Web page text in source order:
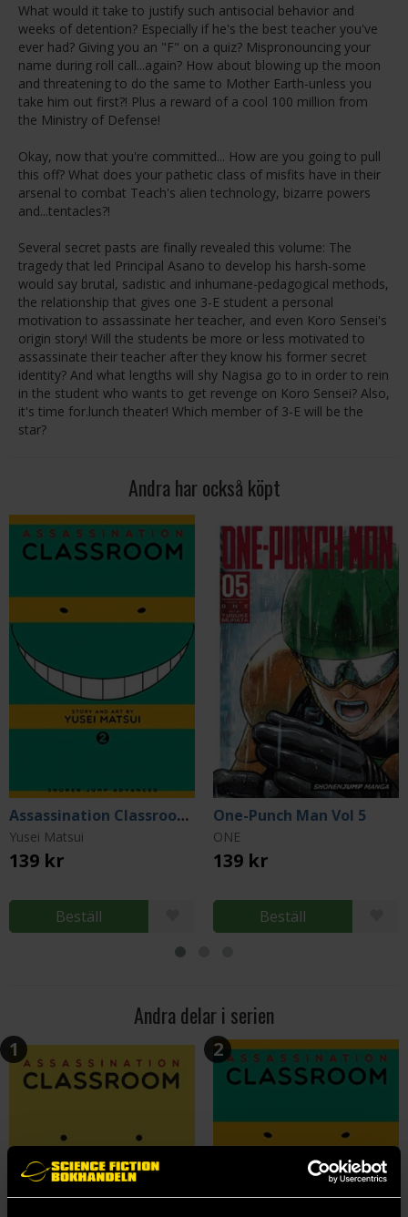
What would it take to justify such antisocial behavior and
weeks of detention? Especially if he's the best teacher you've
ever had? Giving you an "F" on a quiz? Mispronouncing your
name during roll call...again? How about blowing up the moon
and threatening to do the same to Mother Earth-unless you
take him out first?! Plus a reward of a cool 100 million from
the Ministry of Defense!
Okay, now that you're committed... How are you going to pull
this off? What does your pathetic class of misfits have in their
arsenal to combat Teach's alien technology, bizarre powers
and...tentacles?!
Several secret pasts are finally revealed this volume: The
tragedy that led Principal Asano to develop his harsh-some
would say brutal, sadistic and inhumane-pedagogical methods,
the relationship that gives one 3-E student a personal
motivation to assassinate her teacher, and even Koro Sensei's
origin story! Will the students be more or less motivated to
assassinate their teacher after they know his former secret
identity? And what lengths will shy Nagisa go to in order to rein
in the student who wants to get revenge on Koro Sensei? Also,
it's time for.lunch theater! Which member of 3-E will be the
star?
Andra har också köpt
Assassination Classroom Vol 2
Yusei Matsui
139 kr
Beställ
One-Punch Man Vol 5
ONE
139 kr
Beställ
Andra delar i serien
1 2